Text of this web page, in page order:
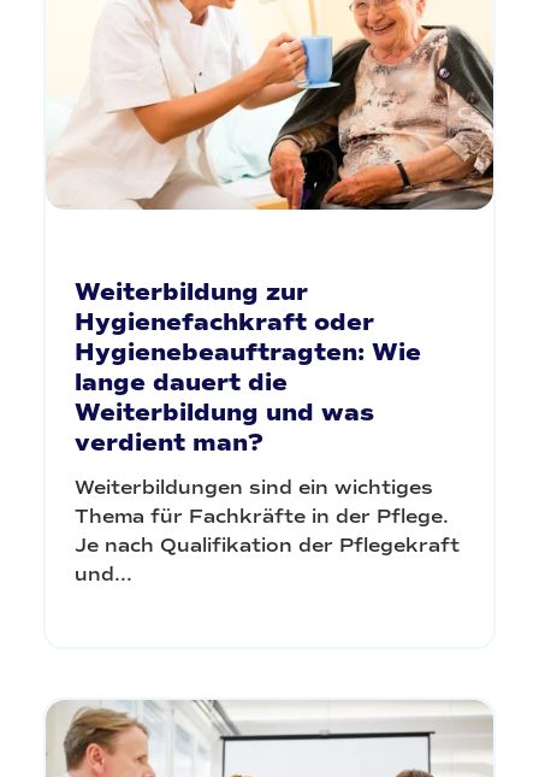
Weiterbildung zur
Hygienefachkraft oder
Hygienebeauftragten: Wie
lange dauert die
Weiterbildung und was
verdient man?
Weiterbildungen sind ein wichtiges
Thema für Fachkräfte in der Pflege.
Je nach Qualifikation der Pflegekraft
und...